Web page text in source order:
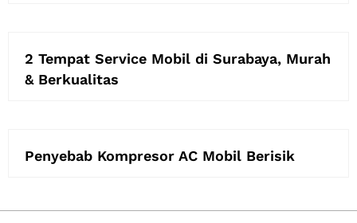
2 Tempat Service Mobil di Surabaya, Murah
& Berkualitas
Penyebab Kompresor AC Mobil Berisik